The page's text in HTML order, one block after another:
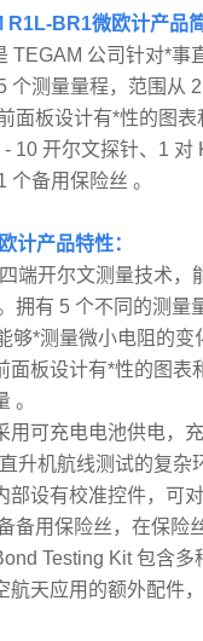
R1L-BR1微欧计产品
TEGAM 公司针对*
个测量量程，范围从
面板设计有*性的图
10 开尔文探针、1
个备用保险丝 。
计产品特性：
端开尔文测量技术，
拥有 5 个不同的测
够*测量微小电阻的变
面板设计有*性的图表
。
用可充电电池供电，
升机航线测试的复杂
部设有校准控件，可
备用保险丝，在保险
Testing Kit 包含
航天应用的额外配件